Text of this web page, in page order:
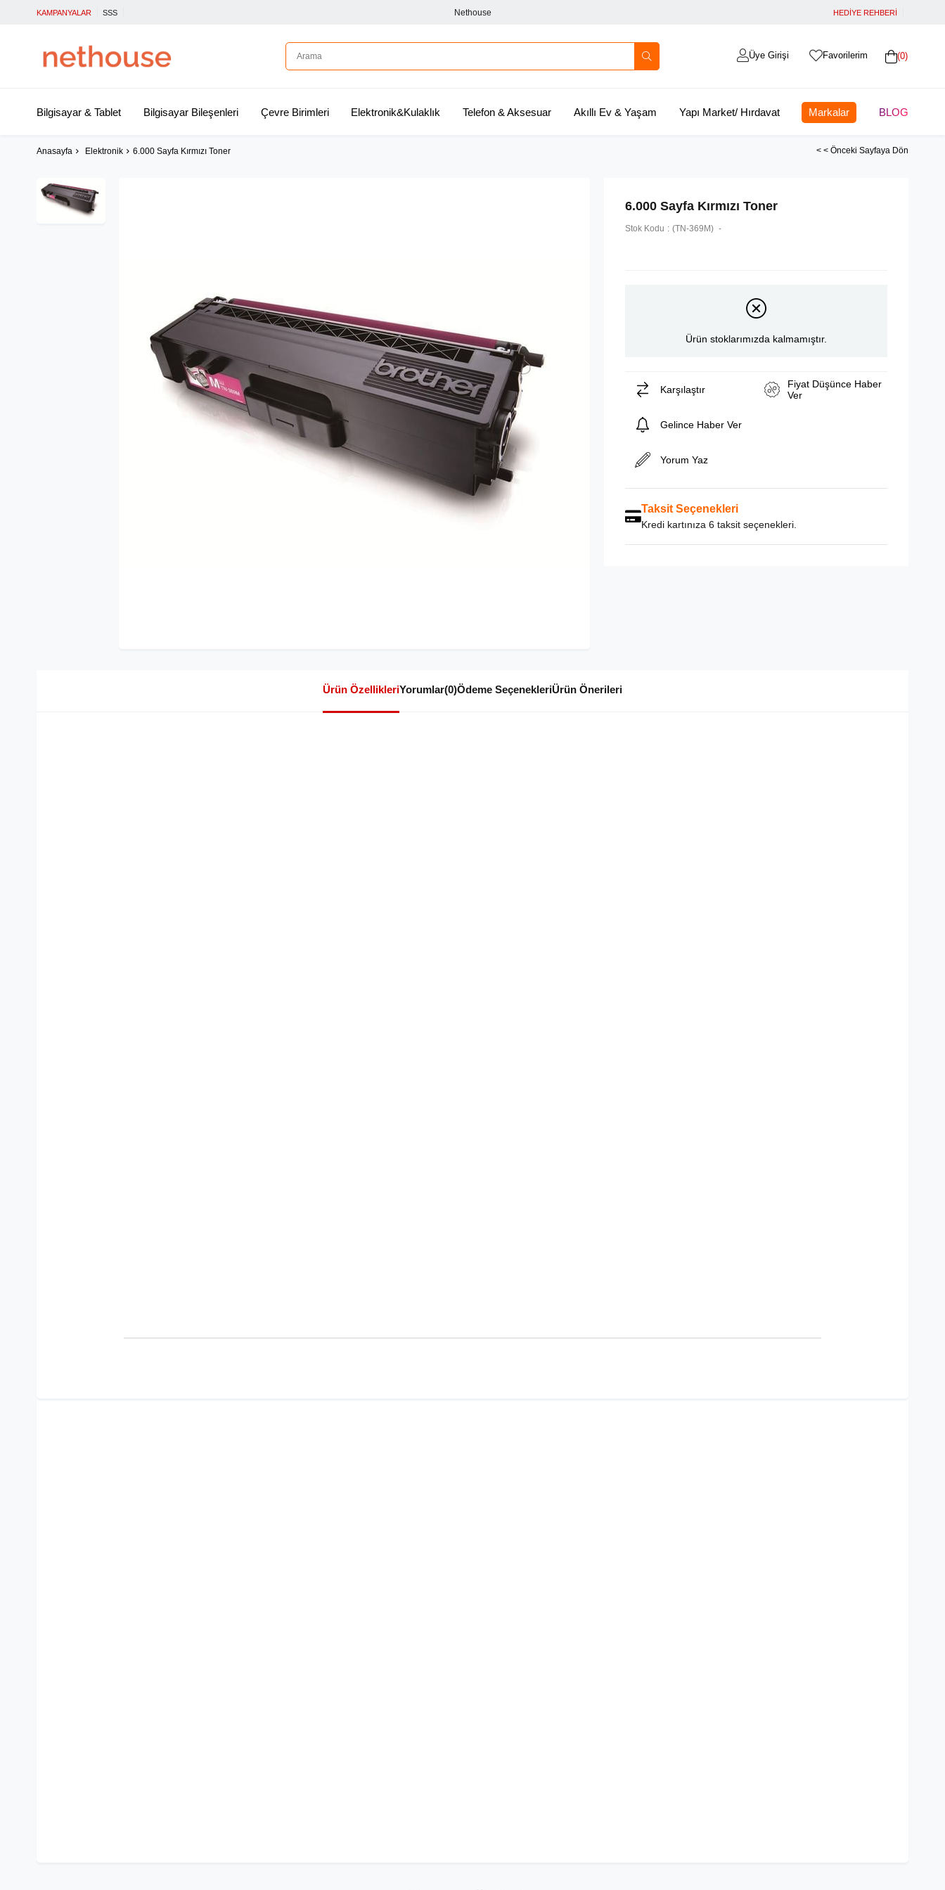
KAMPANYALAR SSS Nethouse HEDİYE REHBERİ
0
Favorilerim
Üye Girişi
Bilgisayar & Tablet Bilgisayar Bileşenleri Çevre Birimleri Elektronik&Kulaklık Telefon & Aksesuar Akıllı Ev & Yaşam Yapı Market/ Hırdavat Markalar BLOG
Anasayfa Elektronik 6.000 Sayfa Kırmızı Toner < < Önceki Sayfaya Dön
6.000 Sayfa Kırmızı Toner
Stok Kodu (TN-369M)
Ürün stoklarımızda kalmamıştır.
Karşılaştır
Fiyat Düşünce Haber
Ver
Gelince Haber Ver
Yorum Yaz
Taksit Seçenekleri
Kredi kartınıza 6 taksit seçenekleri.
Ürün ÖzellikleriYorumlar(0)Ödeme SeçenekleriÜrün Önerileri